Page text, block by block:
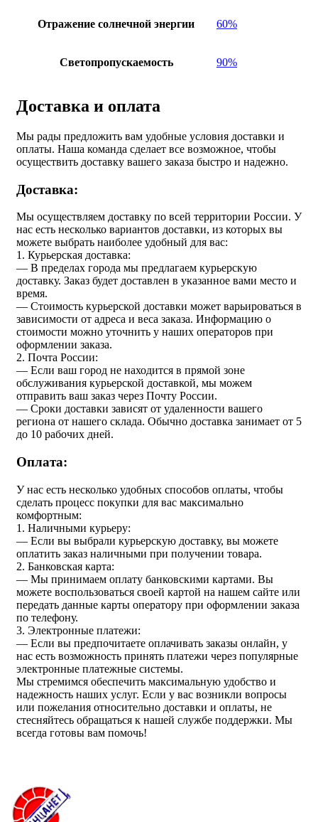
Отражение солнечной энергии 60%
Светопропускаемость 90%
Доставка и оплата
Мы рады предложить вам удобные условия доставки и
оплаты. Наша команда сделает все возможное, чтобы
осуществить доставку вашего заказа быстро и надежно.
Доставка:
Мы осуществляем доставку по всей территории России. У
нас есть несколько вариантов доставки, из которых вы
можете выбрать наиболее удобный для вас:
1. Курьерская доставка:
— В пределах города мы предлагаем курьерскую
доставку. Заказ будет доставлен в указанное вами место и
время.
— Стоимость курьерской доставки может варьироваться в
зависимости от адреса и веса заказа. Информацию о
стоимости можно уточнить у наших операторов при
оформлении заказа.
2. Почта России:
— Если ваш город не находится в прямой зоне
обслуживания курьерской доставкой, мы можем
отправить ваш заказ через Почту России.
— Сроки доставки зависят от удаленности вашего
региона от нашего склада. Обычно доставка занимает от 5
до 10 рабочих дней.
Оплата:
У нас есть несколько удобных способов оплаты, чтобы
сделать процесс покупки для вас максимально
комфортным:
1. Наличными курьеру:
— Если вы выбрали курьерскую доставку, вы можете
оплатить заказ наличными при получении товара.
2. Банковская карта:
— Мы принимаем оплату банковскими картами. Вы
можете воспользоваться своей картой на нашем сайте или
передать данные карты оператору при оформлении заказа
по телефону.
3. Электронные платежи:
— Если вы предпочитаете оплачивать заказы онлайн, у
нас есть возможность принять платежи через популярные
электронные платежные системы.
Мы стремимся обеспечить максимальную удобство и
надежность наших услуг. Если у вас возникли вопросы
или пожелания относительно доставки и оплаты, не
стесняйтесь обращаться к нашей службе поддержки. Мы
всегда готовы вам помочь!